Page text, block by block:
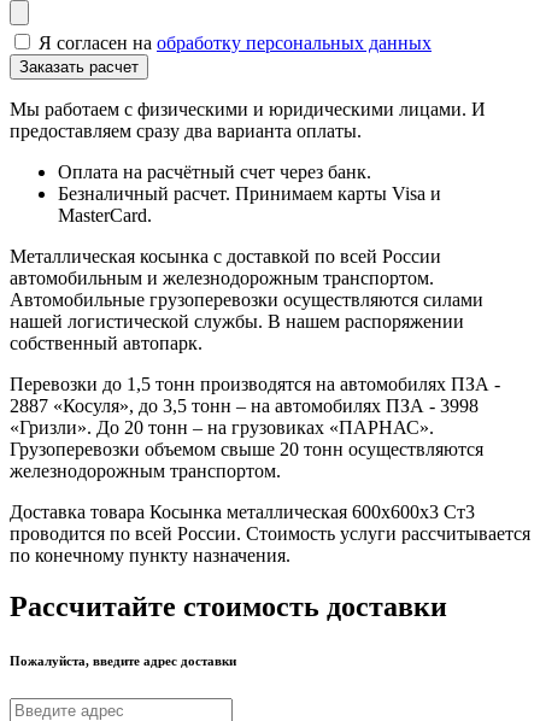
Я согласен на обработку персональных данных
Мы работаем с физическими и юридическими лицами. И
предоставляем сразу два варианта оплаты.
Оплата на расчётный счет через банк.
Безналичный расчет. Принимаем карты Visa и
MasterCard.
Металлическая косынка с доставкой по всей России
автомобильным и железнодорожным транспортом.
Автомобильные грузоперевозки осуществляются силами
нашей логистической службы. В нашем распоряжении
собственный автопарк.
Перевозки до 1,5 тонн производятся на автомобилях ПЗА -
2887 «Косуля», до 3,5 тонн – на автомобилях ПЗА - 3998
«Гризли». До 20 тонн – на грузовиках «ПАРНАС».
Грузоперевозки объемом свыше 20 тонн осуществляются
железнодорожным транспортом.
Доставка товара Косынка металлическая 600х600х3 Ст3
проводится по всей России. Стоимость услуги рассчитывается
по конечному пункту назначения.
Рассчитайте стоимость доставки
Пожалуйста, введите адрес доставки